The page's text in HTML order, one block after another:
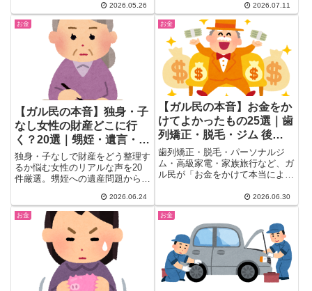
育児の価値を考慮した決め方ま
で、共働き30〜40代が共感する
リアルな実例25選をご紹介。
2026.05.26
声、お金を返せば解決という提
案、近居なら送迎はお互い様とい
う本音まで、親子のお金と介護を
巡るリアルな声をまとめました。
2026.07.11
お金
【ガル民の本音】独身・子
なし女性の財産どこに行
く？20選｜甥姪・遺言・寄
付の終活リアル
独身・子なしで財産をどう整理す
るか悩む女性のリアルな声を20
件厳選。甥姪への遺産問題から遺
死後事務委任契約まで、30〜50
代女性の終活の本音をガル民514
コメントから整理しました。
2026.06.24
お金
【ガル民の本音】お金をか
けてよかったもの25選｜歯
列矯正・脱毛・ジム 後悔
なし体験談
歯列矯正・脱毛・パーソナルジ
ム・高級家電・家族旅行など、ガ
ル民が「お金をかけて本当によか
験を25選でまとめ。30〜50代女
性の自己投資・美容・育児・暮ら
し改善のリアルな本音を厳選掲
2026.06.30
お金 お金